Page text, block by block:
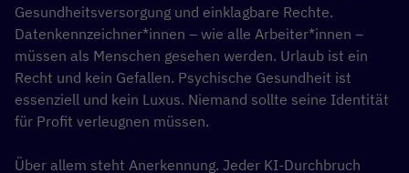
Gesundheitsversorgung und einklagbare Rechte.
Datenkennzeichner*innen – wie alle Arbeiter*innen –
müssen als Menschen gesehen werden. Urlaub ist ein
Recht und kein Gefallen. Psychische Gesundheit ist
essenziell und kein Luxus. Niemand sollte seine Identität
für Profit verleugnen müssen.
Über allem steht Anerkennung. Jeder KI-Durchbruch